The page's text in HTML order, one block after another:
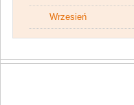
Wrzesień